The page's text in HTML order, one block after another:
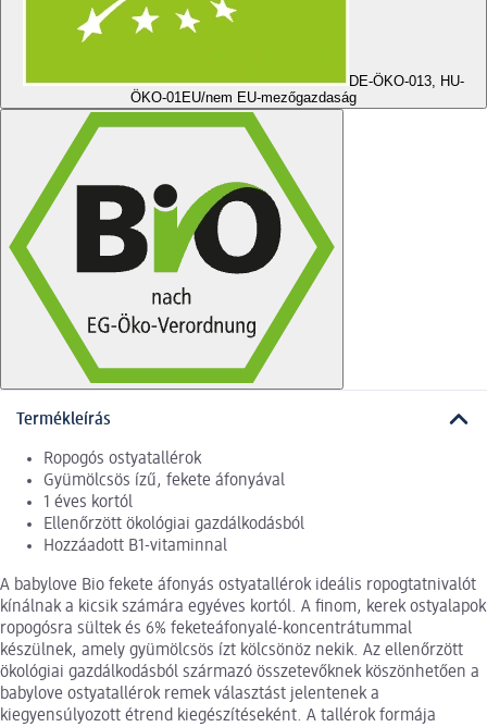
DE-ÖKO-013, HU-
ÖKO-01EU/nem EU-mezőgazdaság
Termékleírás
Ropogós ostyatallérok
Gyümölcsös ízű, fekete áfonyával
1 éves kortól
Ellenőrzött ökológiai gazdálkodásból
Hozzáadott B1-vitaminnal
A babylove Bio fekete áfonyás ostyatallérok ideális ropogtatnivalót
kínálnak a kicsik számára egyéves kortól. A finom, kerek ostyalapok
ropogósra sültek és 6% feketeáfonyalé-koncentrátummal
készülnek, amely gyümölcsös ízt kölcsönöz nekik. Az ellenőrzött
ökológiai gazdálkodásból származó összetevőknek köszönhetően a
babylove ostyatallérok remek választást jelentenek a
kiegyensúlyozott étrend kiegészítéseként. A tallérok formája